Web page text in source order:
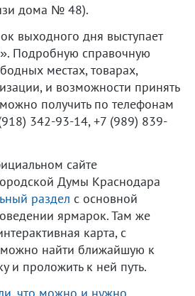
дома № 48).
выходного дня выступает
Подробную справочную
местах, товарах,
и возможности принять
получить по телефонам
342-93-14, +7 (989) 839-
сайте
Думы Краснодара
раздел с основной
ярмарок. Там же
карта, с
найти ближайшую к
и проложить к ней путь.
что можно и нужно